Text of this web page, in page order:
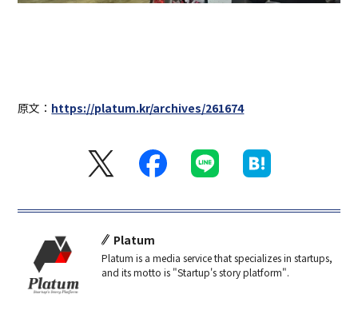
原文： https://platum.kr/archives/261674
Platum
Platum is a media service that specializes in startups,
and its motto is "Startup's story platform".